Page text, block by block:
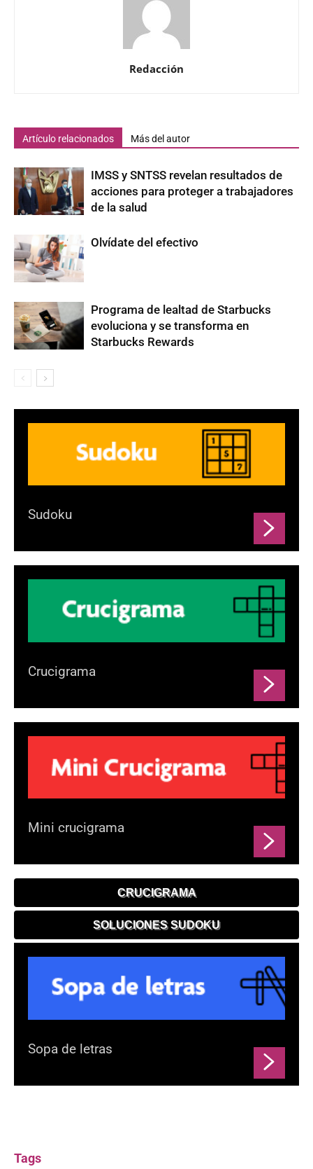
Redacción
Artículo relacionados Más del autor
IMSS y SNTSS revelan resultados de
acciones para proteger a trabajadores
de la salud
Olvídate del efectivo
Programa de lealtad de Starbucks
evoluciona y se transforma en
Starbucks Rewards
Sudoku
Crucigrama
Mini crucigrama
CRUCIGRAMA
SOLUCIONES SUDOKU
Sopa de letras
Tags